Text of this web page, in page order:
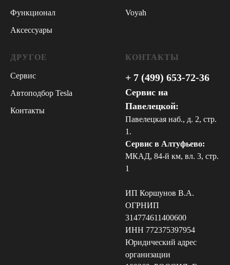
Функционал
Аксессуары
Voyah
ДРУГОЕ
Сервис
Автоподбор Tesla
Контакты
КОНТАКТЫ
+ 7 (499) 653-72-36
Сервис на
Павелецкой:
Павелецкая наб., д. 2, стр.
1.
Сервис в Алтуфьево:
МКАД, 84-й км, вл. 3, стр.
1
ИП Коршунов В.А.
ОГРНИП
314774611400600
ИНН 772375397954
Юридический адрес
организации